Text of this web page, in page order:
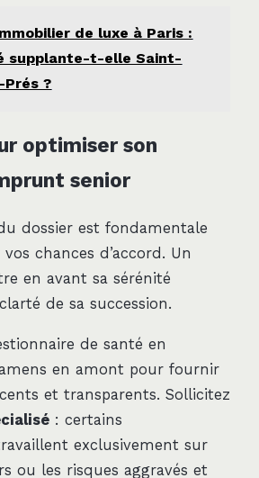
de luxe à Paris :
supplante-t-elle Saint-
Prés ?
optimiser son
senior
dossier est fondamentale
chances d’accord. Un
en avant sa sérénité
de sa succession.
de santé en
en amont pour fournir
et transparents. Sollicitez
: certains
exclusivement sur
ou les risques aggravés et